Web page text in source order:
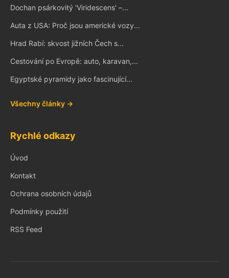
Dochan psárkovitý 'Viridescens' –...
Auta z USA: Proč jsou americké vozy...
Hrad Rabí: skvost jižních Čech s...
Cestování po Evropě: auto, karavan,...
Egyptské pyramidy jako fascinující...
Všechny články →
Rychlé odkazy
Úvod
Kontakt
Ochrana osobních údajů
Podmínky použití
RSS Feed